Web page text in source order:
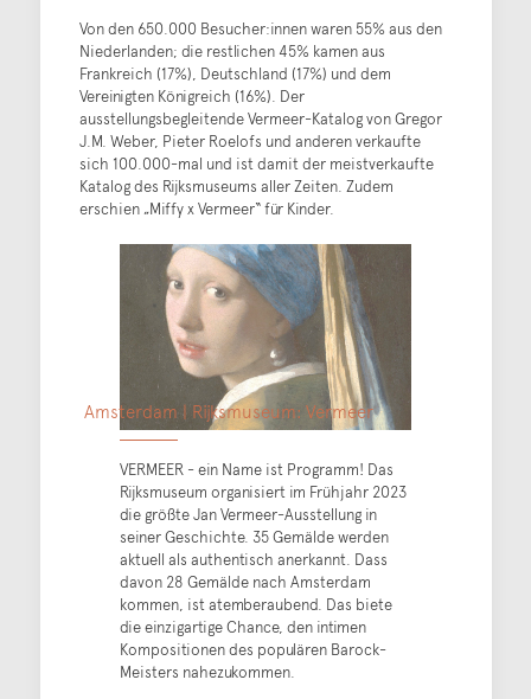
Von den 650.000 Besucher:innen waren 55% aus den
Niederlanden; die restlichen 45% kamen aus
Frankreich (17%), Deutschland (17%) und dem
Vereinigten Königreich (16%). Der
ausstellungsbegleitende Vermeer-Katalog von Gregor
J.M. Weber, Pieter Roelofs und anderen verkaufte
sich 100.000-mal und ist damit der meistverkaufte
Katalog des Rijksmuseums aller Zeiten. Zudem
erschien „Miffy x Vermeer“ für Kinder.
Amsterdam | Rijksmuseum: Vermeer
VERMEER - ein Name ist Programm! Das
Rijksmuseum organisiert im Frühjahr 2023
die größte Jan Vermeer-Ausstellung in
seiner Geschichte. 35 Gemälde werden
aktuell als authentisch anerkannt. Dass
davon 28 Gemälde nach Amsterdam
kommen, ist atemberaubend. Das biete
die einzigartige Chance, den intimen
Kompositionen des populären Barock-
Meisters nahezukommen.